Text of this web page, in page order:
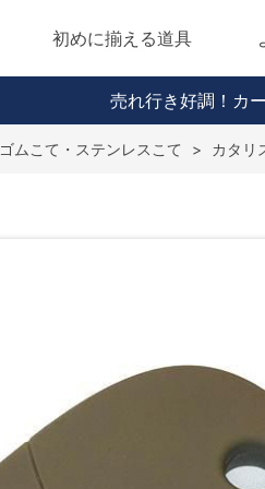
初めに揃える道具
売れ行き好調！カ
ゴムこて・ステンレスこて > カタリ